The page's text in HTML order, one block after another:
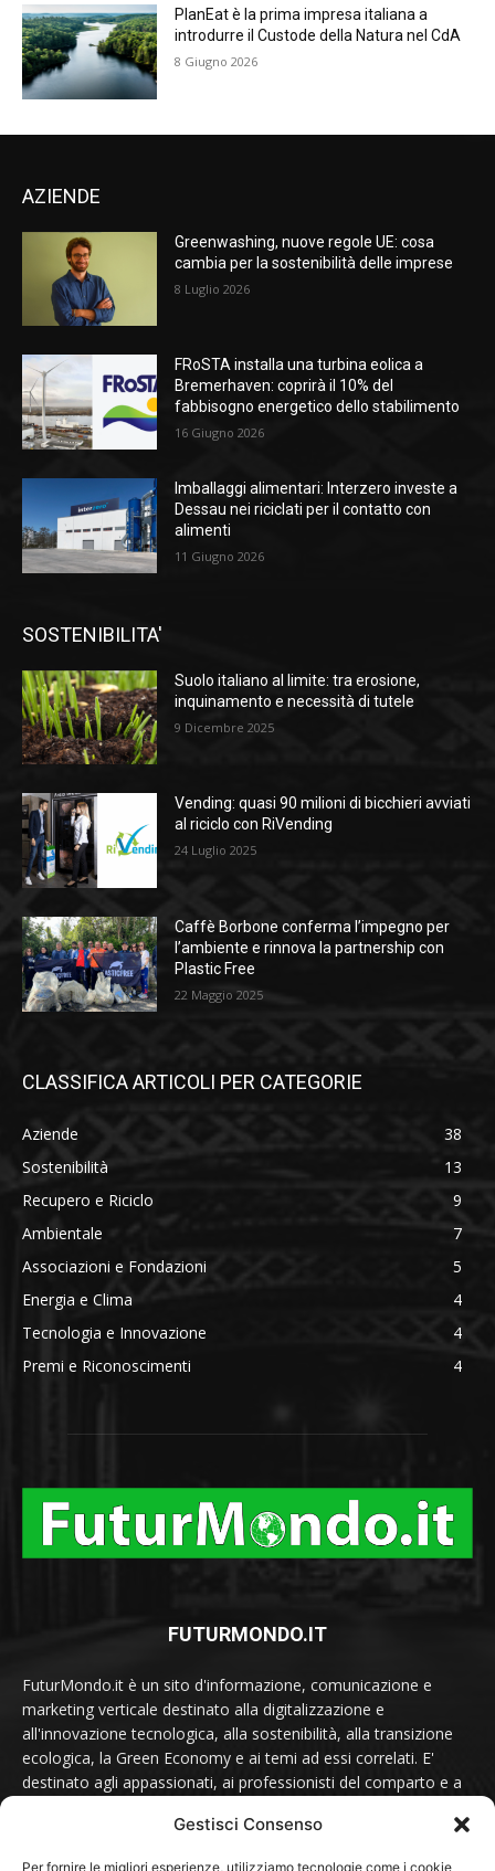
Gestisci Consenso
Per fornire le migliori esperienze, utilizziamo tecnologie come i cookie
PlanEat è la prima impresa italiana a
introdurre il Custode della Natura nel CdA
8 Giugno 2026
AZIENDE
Greenwashing, nuove regole UE: cosa
cambia per la sostenibilità delle imprese
8 Luglio 2026
FRoSTA installa una turbina eolica a
Bremerhaven: coprirà il 10% del
fabbisogno energetico dello stabilimento
16 Giugno 2026
Imballaggi alimentari: Interzero investe a
Dessau nei riciclati per il contatto con
alimenti
11 Giugno 2026
SOSTENIBILITA'
Suolo italiano al limite: tra erosione,
inquinamento e necessità di tutele
9 Dicembre 2025
Vending: quasi 90 milioni di bicchieri avviati
al riciclo con RiVending
24 Luglio 2025
Caffè Borbone conferma l’impegno per
l’ambiente e rinnova la partnership con
Plastic Free
22 Maggio 2025
CLASSIFICA ARTICOLI PER CATEGORIE
Aziende
38
Sostenibilità
13
Recupero e Riciclo
9
Ambientale
7
Associazioni e Fondazioni
5
Energia e Clima
4
Tecnologia e Innovazione
4
Premi e Riconoscimenti
4
FUTURMONDO.IT
FuturMondo.it è un sito d'informazione, comunicazione e
marketing verticale destinato alla digitalizzazione e
all'innovazione tecnologica, alla sostenibilità, alla transizione
ecologica, la Green Economy e ai temi ad essi correlati. E'
destinato agli appassionati, ai professionisti del comparto e a